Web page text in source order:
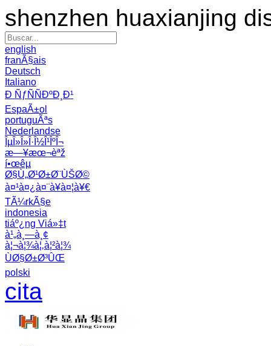
shenzhen huaxianjing
english
franÃ§ais
Deutsch
Italiano
Ð ÑƒÑÑÐºÐ¸Ð¹
EspaÃ±ol
portuguÃªs
Nederlandse
ÎµÎ»Î»Î·Î½Î¹ÎºÎ¬
æ—¥æœ¬èªž
í•œêµ­
Ø§Ù„Ø¹Ø±Ø¨ÙŠØ©
à¤¹à¤¿à¤¨à¥à¤¦à¥€
TÃ¼rkÃ§e
indonesia
tiáº¿ng Viá»‡t
à¹„à¸—à¸¢
à¦¬à¦¾à¦‚à¦²à¦¾
ÙØ§Ø±Ø³ÛŒ
polski
cita